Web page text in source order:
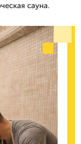
сауна.